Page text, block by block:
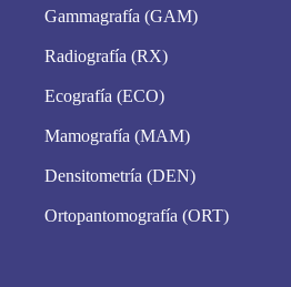
Gammagrafía (GAM)
Radiografía (RX)
Ecografía (ECO)
Mamografía (MAM)
Densitometría (DEN)
Ortopantomografía (ORT)